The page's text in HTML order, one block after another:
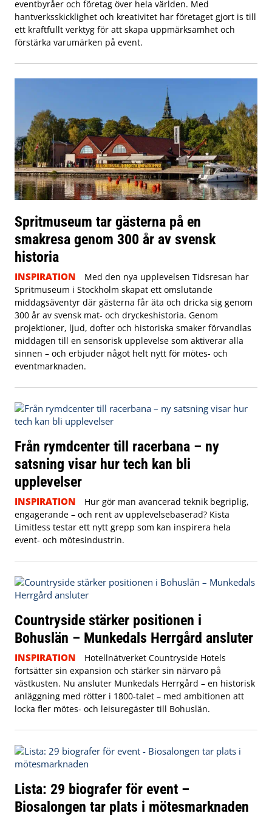
eventbyråer och företag över hela världen. Med
hantverksskicklighet och kreativitet har företaget gjort is till
ett kraftfullt verktyg för att skapa uppmärksamhet och
förstärka varumärken på event.
Spritmuseum tar gästerna på en
smakresa genom 300 år av svensk
historia
INSPIRATION
Med den nya upplevelsen Tidsresan har
Spritmuseum i Stockholm skapat ett omslutande
middagsäventyr där gästerna får äta och dricka sig genom
300 år av svensk mat- och dryckeshistoria. Genom
projektioner, ljud, dofter och historiska smaker förvandlas
middagen till en sensorisk upplevelse som aktiverar alla
sinnen – och erbjuder något helt nytt för mötes- och
eventmarknaden.
Från rymdcenter till racerbana – ny
satsning visar hur tech kan bli
upplevelser
INSPIRATION
Hur gör man avancerad teknik begriplig,
engagerande – och rent av upplevelsebaserad? Kista
Limitless testar ett nytt grepp som kan inspirera hela
event- och mötesindustrin.
Countryside stärker positionen i
Bohuslän – Munkedals Herrgård ansluter
INSPIRATION
Hotellnätverket Countryside Hotels
fortsätter sin expansion och stärker sin närvaro på
västkusten. Nu ansluter Munkedals Herrgård – en historisk
anläggning med rötter i 1800-talet – med ambitionen att
locka fler mötes- och leisuregäster till Bohuslän.
Lista: 29 biografer för event –
Biosalongen tar plats i mötesmarknaden